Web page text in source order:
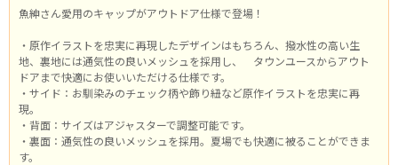
魚紳さん愛用のキャップがアウトドア仕様で登場！
・原作イラストを忠実に再現したデザインはもちろん、撥水性の高い生
地、裏地には通気性の良いメッシュを採用し、 タウンユースからアウト
ドアまで快適にお使いいただける仕様です。
・サイド：お馴染みのチェック柄や飾り紐など原作イラストを忠実に再
現。
・背面：サイズはアジャスターで調整可能です。
・裏面：通気性の良いメッシュを採用。夏場でも快適に被ることができま
す。